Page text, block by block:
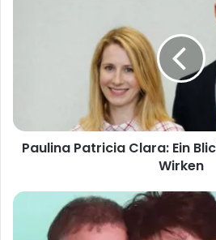
und
Wirken
Paulina Patricia Clara: Ein
Wirken
Petra
Offizorz:
Einblicke